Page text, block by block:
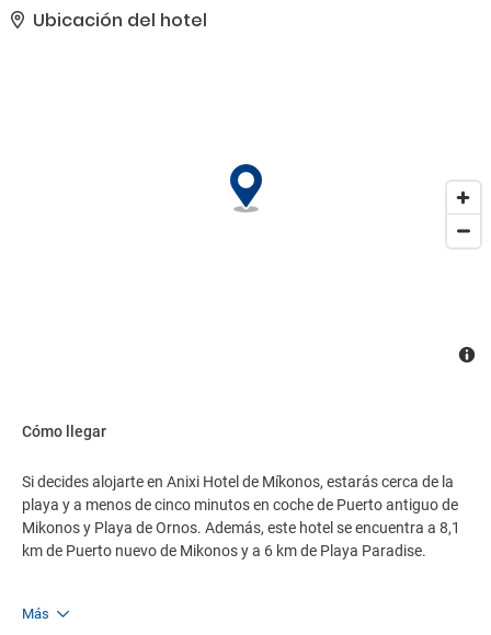
consigna de equipaje y una biblioteca a tu disposición. Hay un
Ubicación del hotel
Cómo llegar
Si decides alojarte en Anixi Hotel de Míkonos, estarás cerca de la
playa y a menos de cinco minutos en coche de Puerto antiguo de
Mikonos y Playa de Ornos. Además, este hotel se encuentra a 8,1
km de Puerto nuevo de Mikonos y a 6 km de Playa Paradise.
Más